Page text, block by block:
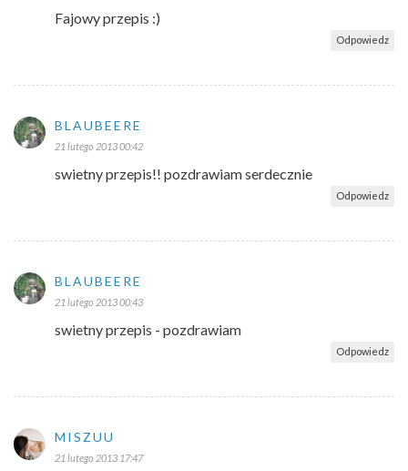
Fajowy przepis :)
Odpowiedz
BLAUBEERE
21 lutego 2013 00:42
swietny przepis!! pozdrawiam serdecznie
Odpowiedz
BLAUBEERE
21 lutego 2013 00:43
swietny przepis - pozdrawiam
Odpowiedz
MISZUU
21 lutego 2013 17:47